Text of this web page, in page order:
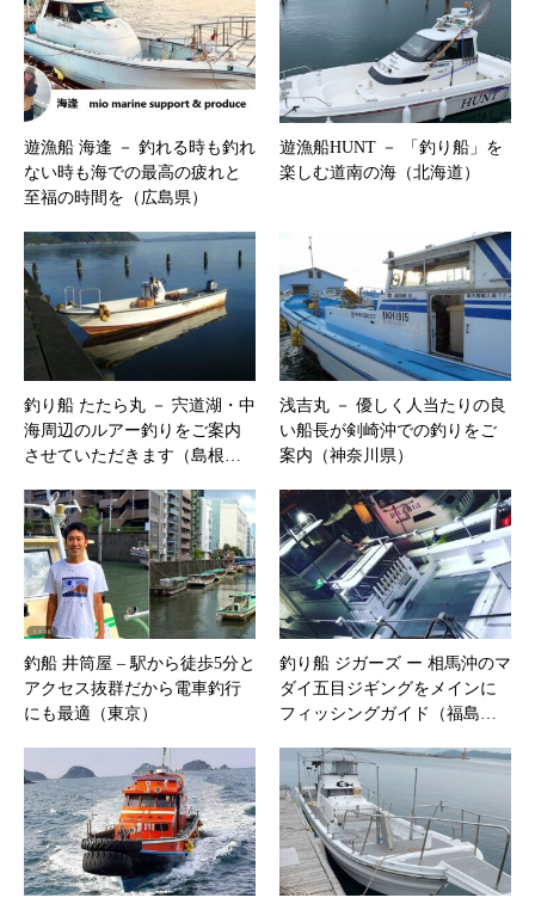
遊漁船 海逢 － 釣れる時も釣れ
ない時も海での最高の疲れと
至福の時間を（広島県）
遊漁船HUNT － 「釣り船」を
楽しむ道南の海（北海道）
釣り船 たたら丸 － 宍道湖・中
海周辺のルアー釣りをご案内
させていただきます（島根…
浅吉丸 － 優しく人当たりの良
い船長が剣崎沖での釣りをご
案内（神奈川県）
釣船 井筒屋 – 駅から徒歩5分と
アクセス抜群だから電車釣行
にも最適（東京）
釣り船 ジガーズ ー 相馬沖のマ
ダイ五目ジギングをメインに
フィッシングガイド（福島…